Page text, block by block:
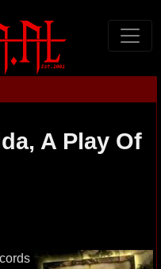
A Play Of